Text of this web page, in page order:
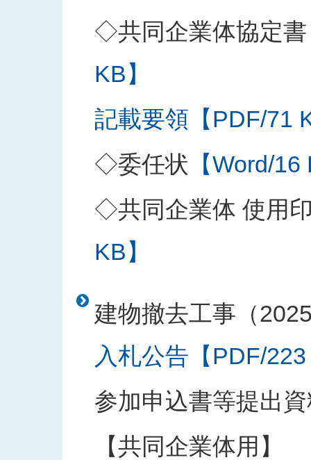
◇共同企業体協定書
KB】
記載要領【PDF/71
◇委任状 【Word/
◇共同企業体 使用
KB】
建物撤去工事（
入札公告【PDF/
参加申込書等提出
【共同企業体用】